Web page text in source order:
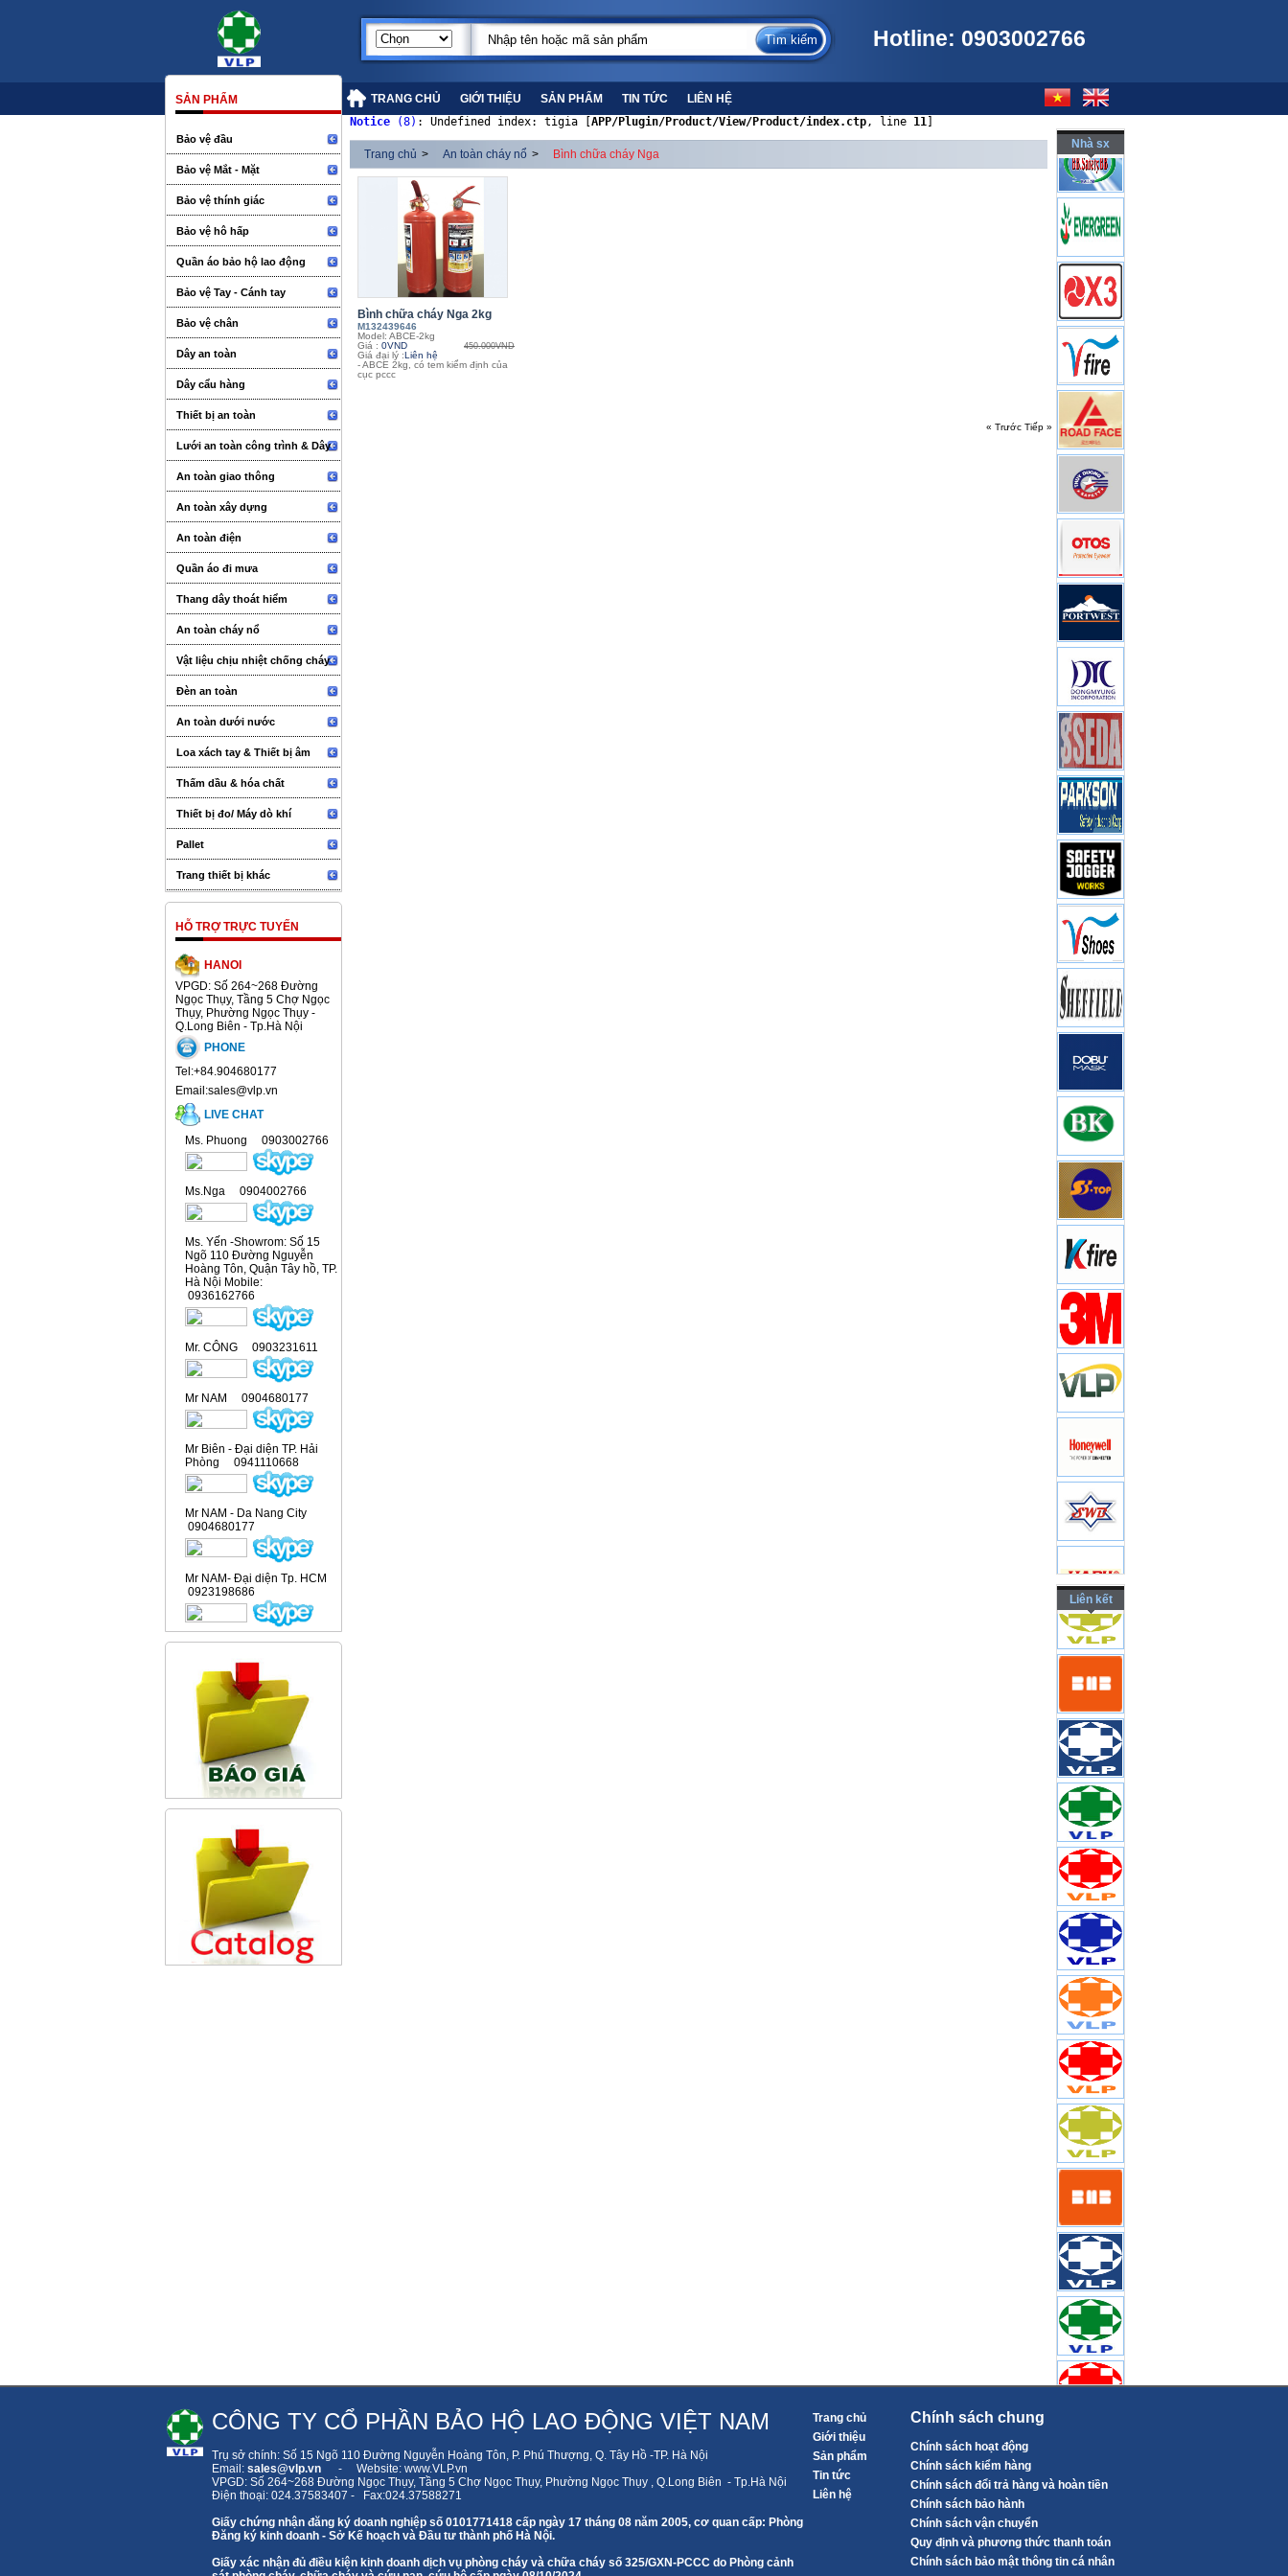
Hotline: 0903002766
TRANG CHỦ GIỚI THIỆU SẢN PHẨM TIN TỨC LIÊN HỆ
SẢN PHẨM
Bảo vệ đầu
Bảo vệ Mắt - Mặt
Bảo vệ thính giác
Bảo vệ hô hấp
Quần áo bảo hộ lao động
Bảo vệ Tay - Cánh tay
Bảo vệ chân
Dây an toàn
Dây cẩu hàng
Thiết bị an toàn
Lưới an toàn công trình & Dây
An toàn giao thông
An toàn xây dựng
An toàn điện
Quần áo đi mưa
Thang dây thoát hiểm
An toàn cháy nổ
Vật liệu chịu nhiệt chống cháy
Đèn an toàn
An toàn dưới nước
Loa xách tay & Thiết bị âm
thanh sự kiện
Thấm dầu & hóa chất
Thiết bị đo/ Máy dò khí
Pallet
Trang thiết bị khác
HỖ TRỢ TRỰC TUYẾN
HANOI
VPGD: Số 264~268 Đường
Ngọc Thụy, Tầng 5 Chợ Ngọc
Thụy, Phường Ngọc Thụy -
Q.Long Biên - Tp.Hà Nội
PHONE
Tel:+84.904680177
Email:sales@vlp.vn
LIVE CHAT
Ms. Phuong 0903002766
Ms.Nga 0904002766
Ms. Yến -Showrom: Số 15
Ngõ 110 Đường Nguyễn
Hoàng Tôn, Quận Tây hồ, TP.
Hà Nội Mobile:
0936162766
Mr. CÔNG 0903231611
Mr NAM 0904680177
Mr Biên - Đại diện TP. Hải
Phòng 0941110668
Mr NAM - Da Nang City
0904680177
Mr NAM- Đại diện Tp. HCM
0923198686
Notice (8) : Undefined index: tigia [ APP/Plugin/Product/View/Product/index.ctp, line 11
Trang chủ > An toàn cháy nổ > Bình chữa cháy Nga
Bình chữa cháy Nga 2kg
M132439646
Model: ABCE-2kg
Giá : 0VND 450.000VND
Giá đại lý :Liên hệ
- ABCE 2kg, có tem kiểm định của
cục pccc
« Trước Tiếp »
Nhà sx
Liên kết
CÔNG TY CỔ PHẦN BẢO HỘ LAO ĐỘNG VIỆT NAM
Trụ sở chính: Số 15 Ngõ 110 Đường Nguyễn Hoàng Tôn, P. Phú Thượng, Q. Tây Hồ -TP. Hà Nội
Email: sales@vlp.vn - Website: www.VLP.vn
VPGD: Số 264~268 Đường Ngọc Thụy, Tầng 5 Chợ Ngọc Thụy, Phường Ngọc Thụy , Q.Long Biên - Tp.Hà Nội
Điện thoại: 024.37583407 - Fax:024.37588271
Giấy chứng nhận đăng ký doanh nghiệp số 0101771418 cấp ngày 17 tháng 08 năm 2005, cơ quan cấp: Phòng
Đăng ký kinh doanh - Sở Kế hoạch và Đầu tư thành phố Hà Nội.
Giấy xác nhận đủ điều kiện kinh doanh dịch vụ phòng cháy và chữa cháy số 325/GXN-PCCC do Phòng cảnh
Trang chủ
Giới thiệu
Sản phẩm
Tin tức
Liên hệ
Chính sách chung
Chính sách hoạt động
Chính sách kiểm hàng
Chính sách đổi trả hàng và hoàn tiền
Chính sách bảo hành
Chính sách vận chuyển
Quy định và phương thức thanh toán
Chính sách bảo mật thông tin cá nhân